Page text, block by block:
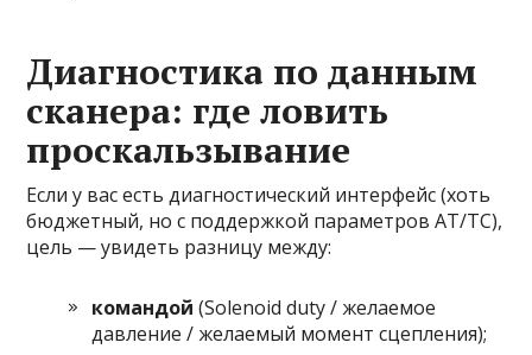
Диагностика по данным
сканера: где ловить
проскальзывание
Если у вас есть диагностический интерфейс (хоть
бюджетный, но с поддержкой параметров AT/TC),
цель — увидеть разницу между:
командой (Solenoid duty / желаемое
давление / желаемый момент сцепления);